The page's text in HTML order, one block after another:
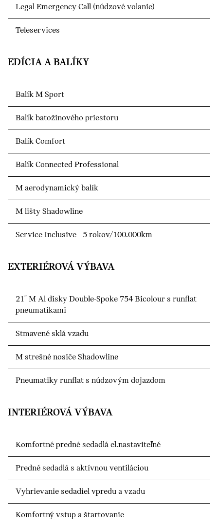
Legal Emergency Call (núdzové volanie)
Teleservices
EDÍCIA A BALÍKY
Balík M Sport
Balík batožinového priestoru
Balík Comfort
Balík Connected Professional
M aerodynamický balík
M lišty Shadowline
Service Inclusive - 5 rokov/100.000km
EXTERIÉROVÁ VÝBAVA
21" M Al disky Double-Spoke 754 Bicolour s runflat
pneumatikami
Stmavené sklá vzadu
M strešné nosiče Shadowline
Pneumatiky runflat s núdzovým dojazdom
INTERIÉROVÁ VÝBAVA
Komfortné predné sedadlá el.nastaviteľné
Predné sedadlá s aktívnou ventiláciou
Vyhrievanie sedadiel vpredu a vzadu
Komfortný vstup a štartovanie